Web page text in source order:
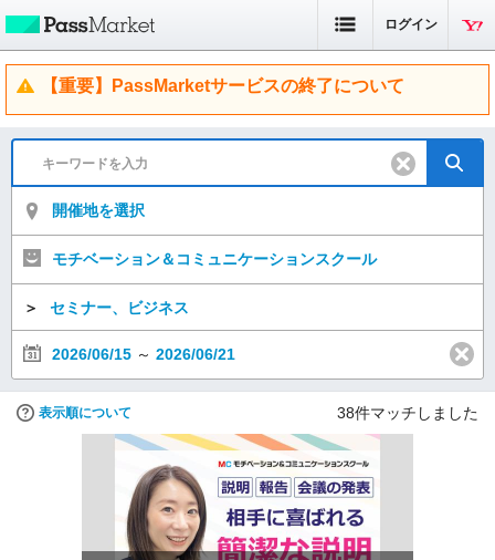
ログイン
【重要】PassMarketサービスの終了について
開催地を選択
モチベーション＆コミュニケーションスクール
＞ セミナー、ビジネス
2026/06/15 ～ 2026/06/21
表示順について 38件マッチしました